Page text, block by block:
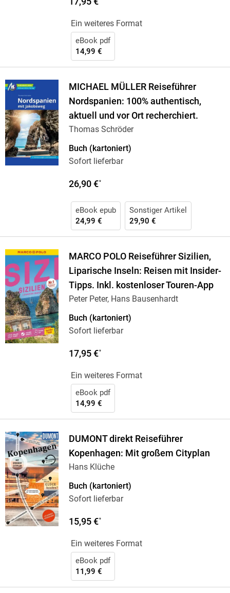
Ein weiteres Format
eBook pdf
14,99 €
MICHAEL MÜLLER Reiseführer
Nordspanien: 100% authentisch,
aktuell und vor Ort recherchiert.
Thomas Schröder
Buch (kartoniert)
Sofort lieferbar
26,90 €*
eBook epub
24,99 €
Sonstiger Artikel
29,90 €
MARCO POLO Reiseführer Sizilien,
Liparische Inseln: Reisen mit Insider-
Tipps. Inkl. kostenloser Touren-App
Peter Peter, Hans Bausenhardt
Buch (kartoniert)
Sofort lieferbar
17,95 €*
Ein weiteres Format
eBook pdf
14,99 €
DUMONT direkt Reiseführer
Kopenhagen: Mit großem Cityplan
Hans Klüche
Buch (kartoniert)
Sofort lieferbar
15,95 €*
Ein weiteres Format
eBook pdf
11,99 €